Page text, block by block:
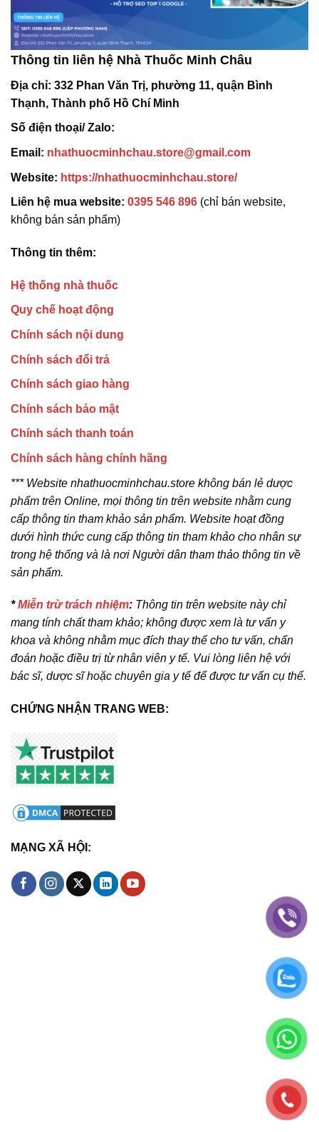
Thông tin liên hệ Nhà Thuốc Minh Châu
Địa chỉ: 332 Phan Văn Trị, phường 11, quận Bình
Thạnh, Thành phố Hồ Chí Minh
Số điện thoại/ Zalo:
Email: nhathuocminhchau.store@gmail.com
Website: https://nhathuocminhchau.store/
Liên hệ mua website: 0395 546 896 (chỉ bán website,
không bán sản phẩm)
Thông tin thêm:
Hệ thống nhà thuốc
Quy chế hoạt động
Chính sách nội dung
Chính sách đổi trả
Chính sách giao hàng
Chính sách bảo mật
Chính sách thanh toán
Chính sách hàng chính hãng
*** Website nhathuocminhchau.store không bán lẻ dược
phẩm trên Online, mọi thông tin trên website nhằm cung
cấp thông tin tham khảo sản phẩm. Website hoạt đồng
dưới hình thức cung cấp thông tin tham khảo cho nhân sự
trong hệ thống và là nơi Người dân tham thảo thông tin về
sản phẩm.
*Miễn trừ trách nhiệm: Thông tin trên website này chỉ
mang tính chất tham khảo; không được xem là tư vấn y
khoa và không nhằm mục đích thay thế cho tư vấn, chẩn
đoán hoặc điều trị từ nhân viên y tế. Vui lòng liên hệ với
bác sĩ, dược sĩ hoặc chuyên gia y tế để được tư vấn cụ thể.
CHỨNG NHẬN TRANG WEB:
MẠNG XÃ HỘI: